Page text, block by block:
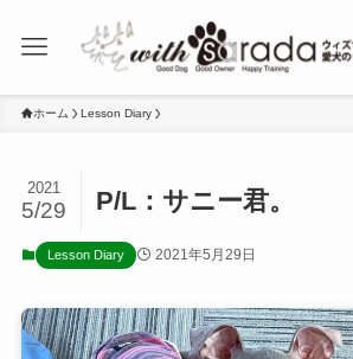
ホーム Lesson Diary
P/L：サニー君。
2021
5/29
Lesson Diary 2021年5月29日